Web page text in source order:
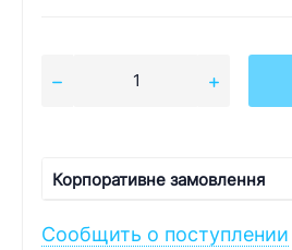
Корпоративне замовлення
Сообщить о поступлении